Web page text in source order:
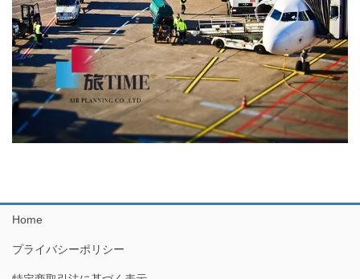
Home
プライバシーポリシー